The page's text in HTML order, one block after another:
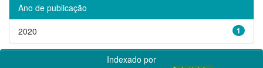
Ano de publicação
1
2020
Indexado por